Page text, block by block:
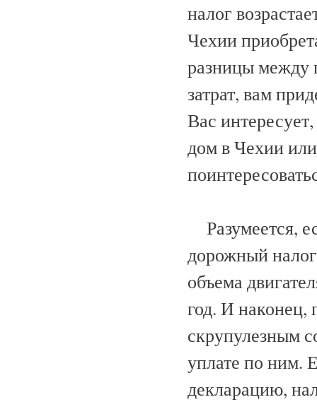
налог
Чехии
разницы между
затрат, вам
Вас
дом в Чехии
Разумеется,
дорожный
объема
год. И наконец,
скрупулезным
уплате по ним.
декларацию,